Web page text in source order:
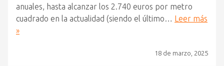
anuales, hasta alcanzar los 2.740 euros por metro
cuadrado en la actualidad (siendo el último… Leer más
»
18 de marzo, 2025